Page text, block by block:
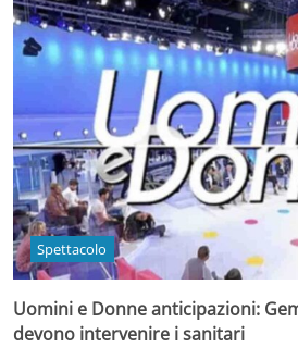
Spettacolo
Uomini e Donne anticipazioni:
devono intervenire i sanitari